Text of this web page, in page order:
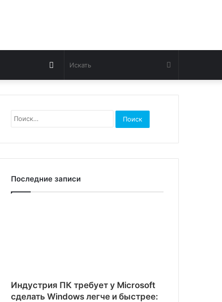
Искать
Switch
skin
Найти:
Последние записи
Индустрия ПК требует у Microsoft
сделать Windows легче и быстрее: